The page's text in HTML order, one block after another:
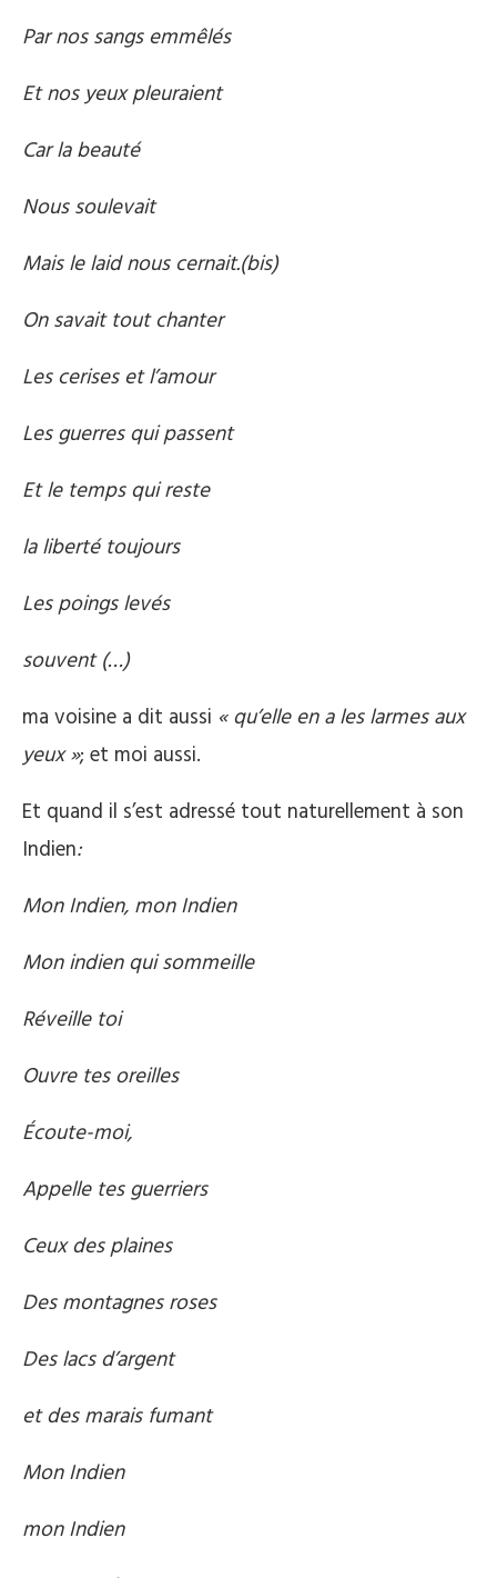
Par nos sangs emmêlés
Et nos yeux pleuraient
Car la beauté
Nous soulevait
Mais le laid nous cernait.(bis)
On savait tout chanter
Les cerises et l’amour
Les guerres qui passent
Et le temps qui reste
la liberté toujours
Les poings levés
souvent (…)
ma voisine a dit aussi « qu’elle en a les larmes aux
yeux »; et moi aussi.
Et quand il s’est adressé tout naturellement à son
Indien:
Mon Indien, mon Indien
Mon indien qui sommeille
Réveille toi
Ouvre tes oreilles
Écoute-moi,
Appelle tes guerriers
Ceux des plaines
Des montagnes roses
Des lacs d’argent
et des marais fumant
Mon Indien
mon Indien